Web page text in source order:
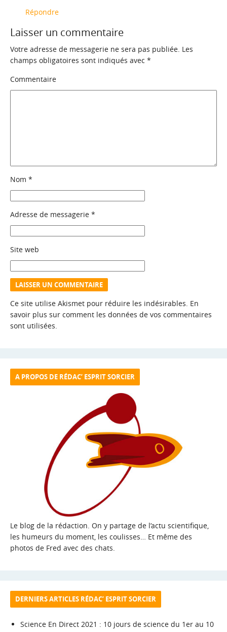
Répondre
Laisser un commentaire
Votre adresse de messagerie ne sera pas publiée. Les
champs obligatoires sont indiqués avec *
Commentaire
Nom *
Adresse de messagerie *
Site web
Ce site utilise Akismet pour réduire les indésirables. En
savoir plus sur comment les données de vos commentaires
sont utilisées.
A PROPOS DE RÉDAC’ ESPRIT SORCIER
Le blog de la rédaction. On y partage de l’actu scientifique,
les humeurs du moment, les coulisses… Et même des
photos de Fred avec des chats.
DERNIERS ARTICLES RÉDAC’ ESPRIT SORCIER
Science En Direct 2021 : 10 jours de science du 1er au 10